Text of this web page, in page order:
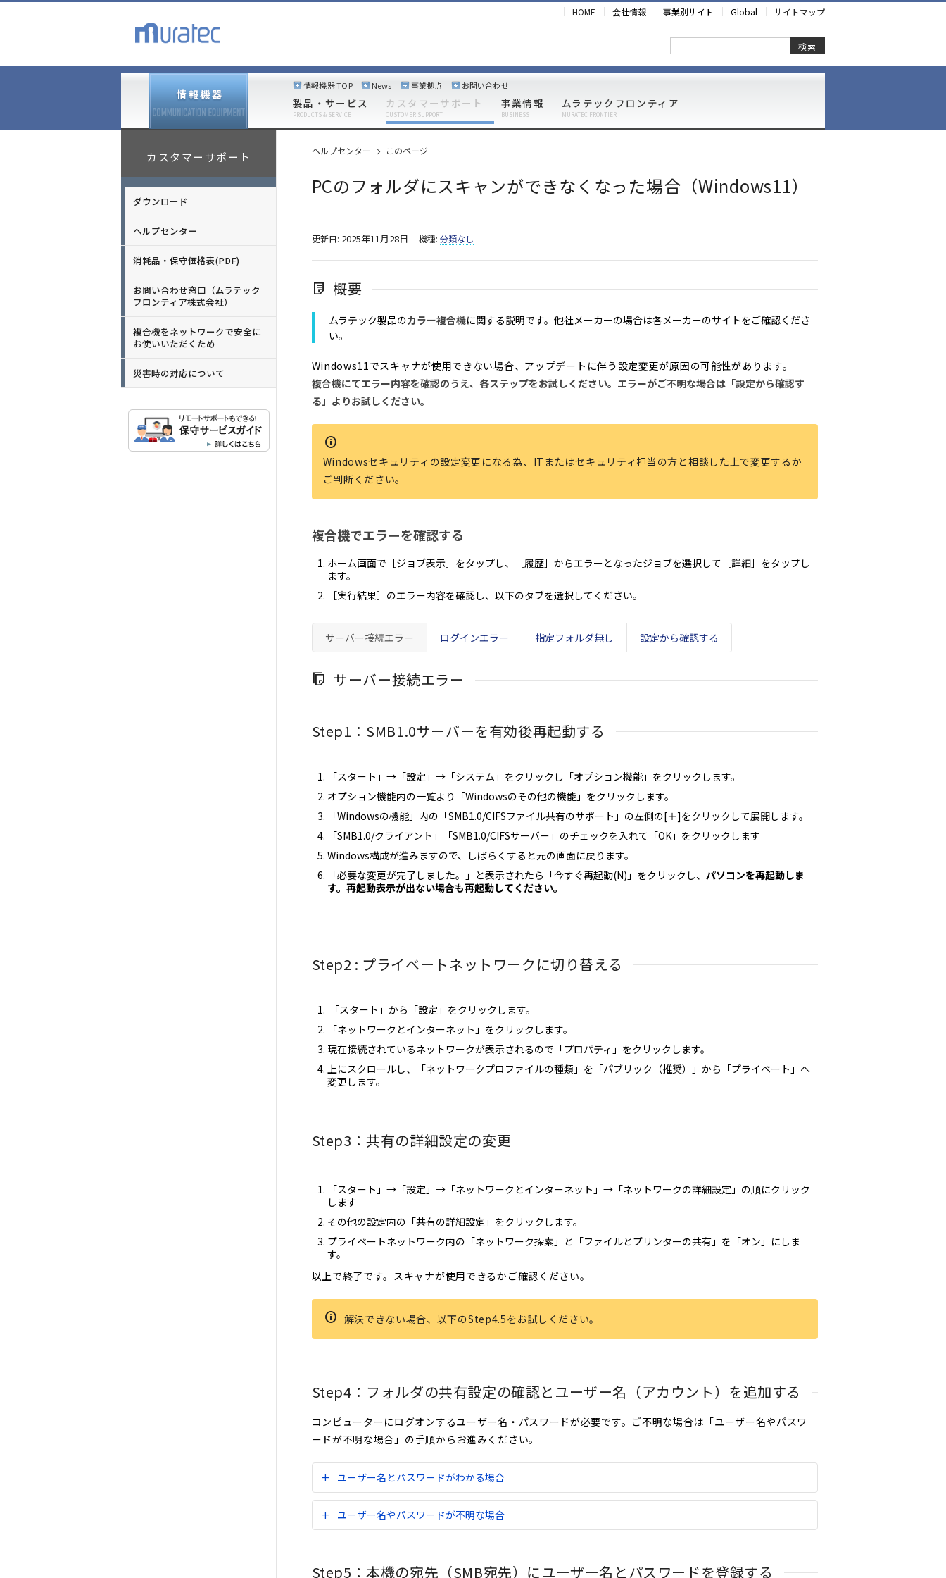
HOME 会社情報 事業別サイト Global サイトマップ
検索
製品・サービス
PRODUCTS & SERVICE
カスタマーサポート
CUSTOMER SUPPORT
事業情報
BUSINESS
ムラテックフロンティア
MURATEC FRONTIER
情報機器 TOP News 事業拠点 お問い合わせ
カスタマーサポート
ダウンロード
ヘルプセンター
消耗品・保守価格表(PDF)
お問い合わせ窓口（ムラテック
フロンティア株式会社）
複合機をネットワークで安全に
お使いいただくため
災害時の対応について
ヘルプセンター このページ
PCのフォルダにスキャンができなくなった場合（Windows11）
更新日: 2025年11月28日 ｜機種: 分類なし
概要
ムラテック製品のカラー複合機に関する説明です。他社メーカーの場合は各メーカーのサイトをご確認くださ
い。
Windows11でスキャナが使用できない場合、アップデートに伴う設定変更が原因の可能性があります。
複合機にてエラー内容を確認のうえ、各ステップをお試しください。エラーがご不明な場合は「設定から確認す
る」よりお試しください。
Windowsセキュリティの設定変更になる為、ITまたはセキュリティ担当の方と相談した上で変更するか
ご判断ください。
複合機でエラーを確認する
ホーム画面で［ジョブ表示］をタップし、［履歴］からエラーとなったジョブを選択して［詳細］をタップし
ます。
［実行結果］のエラー内容を確認し、以下のタブを選択してください。
サーバー接続エラー ログインエラー 指定フォルダ無し 設定から確認する
サーバー接続エラー
Step1：SMB1.0サーバーを有効後再起動する
「スタート」→「設定」→「システム」をクリックし「オプション機能」をクリックします。
オプション機能内の一覧より「Windowsのその他の機能」をクリックします。
「Windowsの機能」内の「SMB1.0/CIFSファイル共有のサポート」の左側の[＋]をクリックして展開します。
「SMB1.0/クライアント」「SMB1.0/CIFSサーバー」のチェックを入れて「OK」をクリックします
Windows構成が進みますので、しばらくすると元の画面に戻ります。
「必要な変更が完了しました。」と表示されたら「今すぐ再起動(N)」をクリックし、 パソコンを再起動しま
す。再起動表示が出ない場合も再起動してください。
Step2 : プライベートネットワークに切り替える
「スタート」から「設定」をクリックします。
「ネットワークとインターネット」をクリックします。
現在接続されているネットワークが表示されるので「プロパティ」をクリックします。
上にスクロールし、「ネットワークプロファイルの種類」を「パブリック（推奨）」から「プライベート」へ
変更します。
Step3：共有の詳細設定の変更
「スタート」→「設定」→「ネットワークとインターネット」→「ネットワークの詳細設定」の順にクリック
します
その他の設定内の「共有の詳細設定」をクリックします。
プライベートネットワーク内の「ネットワーク探索」と「ファイルとプリンターの共有」を「オン」にしま
す。
以上で終了です。スキャナが使用できるかご確認ください。
解決できない場合、以下のStep4.5をお試しください。
Step4：フォルダの共有設定の確認とユーザー名（アカウント）を追加する
コンピューターにログオンするユーザー名・パスワードが必要です。ご不明な場合は「ユーザー名やパスワ
ードが不明な場合」の手順からお進みください。
ユーザー名とパスワードがわかる場合
ユーザー名やパスワードが不明な場合
Step5：本機の宛先（SMB宛先）にユーザー名とパスワードを登録する